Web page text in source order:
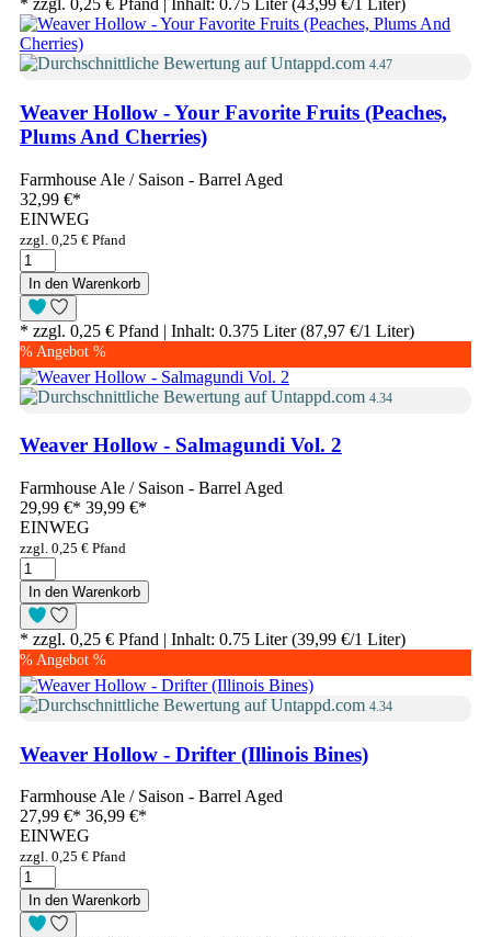
* zzgl. 0,25 € Pfand | Inhalt: 0.75 Liter (43,99 €/1 Liter)
4.47
Weaver Hollow - Your Favorite Fruits (Peaches,
Plums And Cherries)
Farmhouse Ale / Saison - Barrel Aged
32,99 €*
EINWEG
zzgl. 0,25 € Pfand
In den Warenkorb
* zzgl. 0,25 € Pfand | Inhalt: 0.375 Liter (87,97 €/1 Liter)
% Angebot %
4.34
Weaver Hollow - Salmagundi Vol. 2
Farmhouse Ale / Saison - Barrel Aged
29,99 €* 39,99 €*
EINWEG
zzgl. 0,25 € Pfand
In den Warenkorb
* zzgl. 0,25 € Pfand | Inhalt: 0.75 Liter (39,99 €/1 Liter)
% Angebot %
4.34
Weaver Hollow - Drifter (Illinois Bines)
Farmhouse Ale / Saison - Barrel Aged
27,99 €* 36,99 €*
EINWEG
zzgl. 0,25 € Pfand
In den Warenkorb